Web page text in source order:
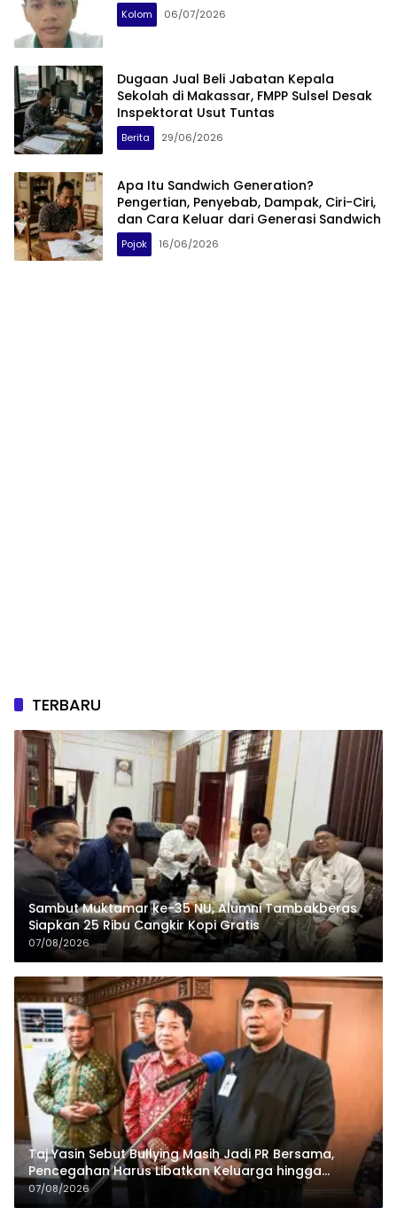
Kolom 06/07/2026
Dugaan Jual Beli Jabatan Kepala
Sekolah di Makassar, FMPP Sulsel Desak
Inspektorat Usut Tuntas
Berita 29/06/2026
Apa Itu Sandwich Generation?
Pengertian, Penyebab, Dampak, Ciri-Ciri,
dan Cara Keluar dari Generasi Sandwich
Pojok 16/06/2026
TERBARU
Sambut Muktamar ke-35 NU, Alumni Tambakberas
Siapkan 25 Ribu Cangkir Kopi Gratis
07/08/2026
Taj Yasin Sebut Bullying Masih Jadi PR Bersama,
Pencegahan Harus Libatkan Keluarga hingga
Pesantren
07/08/2026